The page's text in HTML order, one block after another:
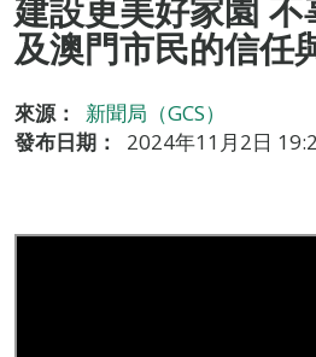
建設更美好家園
及澳門市民的信任
來源：
新聞局（GCS）
發布日期：
2024年11月2日